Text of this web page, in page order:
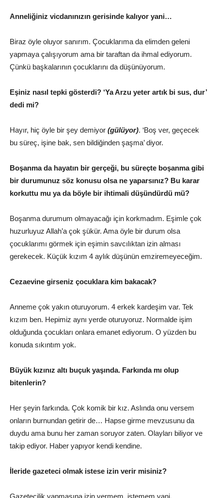
Anneliğiniz vicdanınızın gerisinde kalıyor yani…
Biraz öyle oluyor sanırım. Çocuklarıma da elimden geleni
yapmaya çalışıyorum ama bir taraftan da ihmal ediyorum.
Çünkü başkalarının çocuklarını da düşünüyorum.
Eşiniz nasıl tepki gösterdi? ‘Ya Arzu yeter artık bi sus, dur’
dedi mi?
Hayır, hiç öyle bir şey demiyor (gülüyor). ‘Boş ver, geçecek
bu süreç, işine bak, sen bildiğinden şaşma’ diyor.
Boşanma da hayatın bir gerçeği, bu süreçte boşanma gibi
bir durumunuz söz konusu olsa ne yaparsınız? Bu karar
korkuttu mu ya da böyle bir ihtimali düşündürdü mü?
Boşanma durumum olmayacağı için korkmadım. Eşimle çok
huzurluyuz Allah’a çok şükür. Ama öyle bir durum olsa
çocuklarımı görmek için eşimin savcılıktan izin alması
gerekecek. Küçük kızım 4 aylık düşünün emziremeyeceğim.
Cezaevine girseniz çocuklara kim bakacak?
Anneme çok yakın oturuyorum. 4 erkek kardeşim var. Tek
kızım ben. Hepimiz aynı yerde oturuyoruz. Normalde işim
olduğunda çocukları onlara emanet ediyorum. O yüzden bu
konuda sıkıntım yok.
Büyük kızınız altı buçuk yaşında. Farkında mı olup
bitenlerin?
Her şeyin farkında. Çok komik bir kız. Aslında onu versem
onların burnundan getirir de… Hapse girme mevzusunu da
duydu ama bunu her zaman soruyor zaten. Olayları biliyor ve
takip ediyor. Haber yapıyor kendi kendine.
İleride gazeteci olmak istese izin verir misiniz?